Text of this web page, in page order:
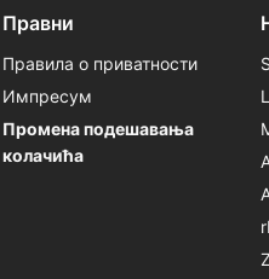
Правни
Правила о приватности
Импресум
Промена подешавања
колачића